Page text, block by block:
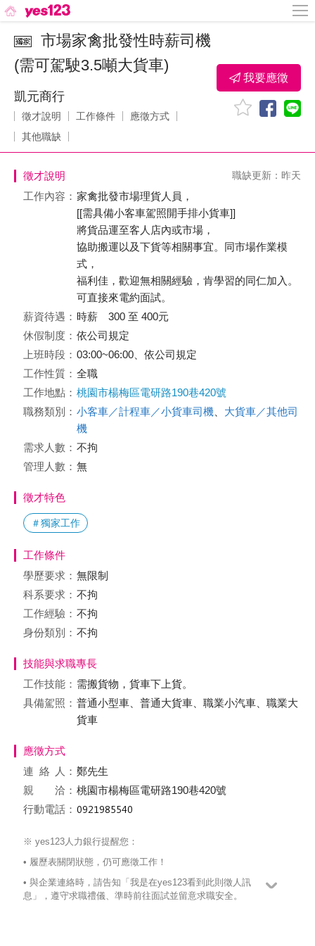
市場家禽批發性時薪司機
(需可駕駛3.5噸大貨車)
凱元商行
徵才說明 工作條件
應徵方式
其他職缺
我要應徵
徵才說明 職缺更新：昨天
工作內容： 家禽批發市場理貨人員，
[[需具備小客車駕照開手排小貨車]]
將貨品運至客人店內或市場，
協助搬運以及下貨等相關事宜。同市場作業模
式，
福利佳，歡迎無相關經驗，肯學習的同仁加入。
可直接來電約面試。
薪資待遇： 時薪 300 至 400元
休假制度： 依公司規定
上班時段： 03:00~06:00、依公司規定
工作性質： 全職
工作地點： 桃園市楊梅區電研路190巷420號
職務類別： 小客車／計程車／小貨車司機
大貨車／其他司
機
需求人數： 不拘
管理人數： 無
徵才特色
＃獨家工作
工作條件
學歷要求： 無限制
科系要求： 不拘
工作經驗： 不拘
身份類別： 不拘
技能與求職專長
工作技能： 需搬貨物，貨車下上貨。
具備駕照： 普通小型車、普通大貨車、職業小汽車、職業大
貨車
應徵方式
連絡
人： 鄭先生
親 洽： 桃園市楊梅區電研路190巷420號
行動電話：
※ yes123人力銀行提醒您：
• 履歷表關閉狀態，仍可應徵工作！
• 與企業連絡時，請告知「我是在yes123看到此則徵人訊
息」，遵守求職禮儀、準時前往面試並留意求職安全。